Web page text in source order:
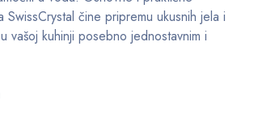
SwissCrystal čine pripremu ukusnih jela i
vašoj kuhinji posebno jednostavnim i